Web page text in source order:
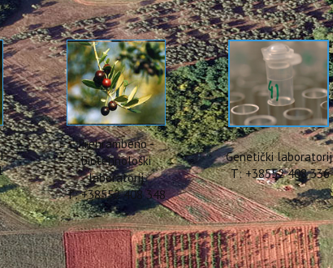
Prehrambeno -
biotehnološki
laboratorij
T: +38552 408 348
Genetički laboratorij
T: +38552 408 336